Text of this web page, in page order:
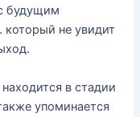
будущим
который не увидит
в стадии
упоминается